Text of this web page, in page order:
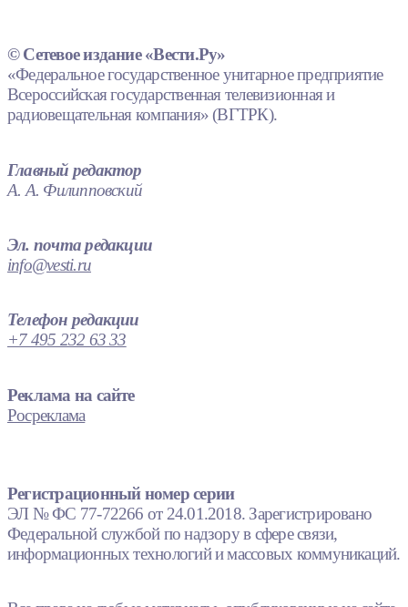
© Сетевое издание «Вести.Ру»
«Федеральное государственное унитарное предприятие
Всероссийская государственная телевизионная и
радиовещательная компания» (ВГТРК).
Главный редактор
А. А. Филипповский
Эл. почта редакции
info@vesti.ru
Телефон редакции
+7 495 232 63 33
Реклама на сайте
Росреклама
Регистрационный номер серии
ЭЛ № ФС 77-72266 от 24.01.2018. Зарегистрировано
Федеральной службой по надзору в сфере связи,
информационных технологий и массовых коммуникаций.